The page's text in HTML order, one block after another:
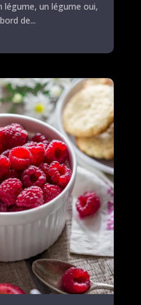
légume, un légume oui,
de...